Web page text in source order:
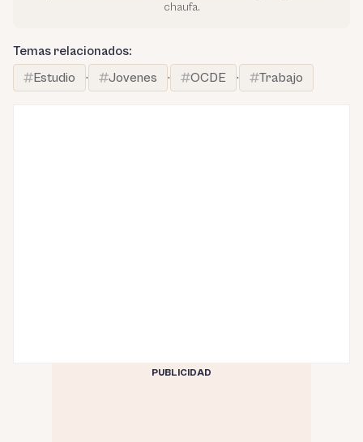
chaufa.
Temas relacionados:
Estudio
· Jovenes · OCDE · Trabajo
PUBLICIDAD